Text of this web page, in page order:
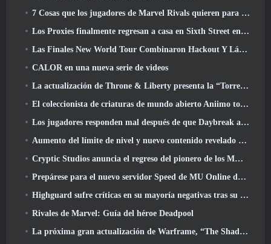
7 Cosas que los jugadores de Marvel Rivals quieren para el juego 2026
Los Proxies finalmente regresan a casa en Sixth Street en la versión de Zenless Zone Zero 2.6 Actualizar
Las Finales New World Tour Combinaron Hackout Y Láseres Orbitales
CALOR en una nueva serie de videos
La actualización de Throne & Liberty presenta la “Torre de la codicia” generada aleatoriamente
El coleccionista de criaturas de mundo abierto Aniimo toca las notas correctas
Los jugadores responden mal después de que Daybreak anunciara planes para saltarse las hojas de ruta de EverQuest y EQ2
Aumento del límite de nivel y nuevo contenido revelado en Phantasy Star Online 2: Corriente de onda titular de NGS
Cryptic Studios anuncia el regreso del pionero de los MMO Jack Emmert como director ejecutivo
Prepárese para el nuevo servidor Speed ​​de MU Online durante el evento previo
Highguard sufre críticas en su mayoría negativas tras su lanzamiento
Rivales de Marvel: Guía del héroe Deadpool
La próxima gran actualización de Warframe, “The Shadowgrapher” llegará en marzo